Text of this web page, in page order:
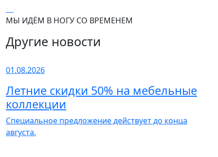
МЫ ИДЁМ В НОГУ СО ВРЕМЕНЕМ
Другие новости
01.08.2026
Летние скидки 50% на мебельные
коллекции
Специальное предложение действует до конца
августа.